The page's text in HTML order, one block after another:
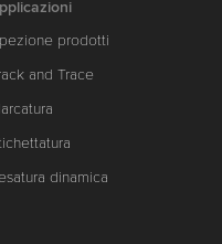
prodotti
and Trace
dinamica